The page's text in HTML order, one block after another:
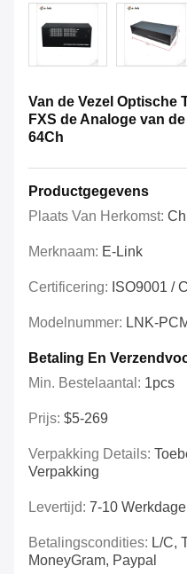
Van de Vezel Optische
FXS de Analoge van
64Ch
Productgegevens
Plaats Van Herkomst:
Merknaam: E-Link
Certificering: ISO9001 /
Modelnummer: LNK-
Betaling En
Min. Bestelaantal: 1pcs
Prijs: $5-269
Verpakking Details:
Verpakking
Levertijd: 7-10
Betalingscondities: L/C,
MoneyGram, Paypal